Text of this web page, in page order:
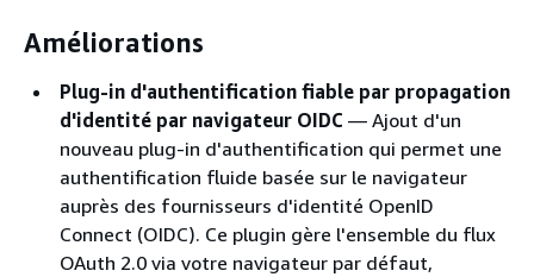
Améliorations
Plug-in d'authentification fiable par propagation
d'identité par navigateur OIDC — Ajout d'un
nouveau plug-in d'authentification qui permet une
authentification fluide basée sur le navigateur
auprès des fournisseurs d'identité OpenID
Connect (OIDC). Ce plugin gère l'ensemble du flux
OAuth 2.0 via votre navigateur par défaut,